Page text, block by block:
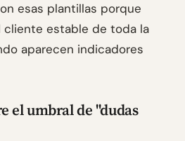
esas plantillas porque
cliente estable de toda la
aparecen indicadores
el umbral de "dudas